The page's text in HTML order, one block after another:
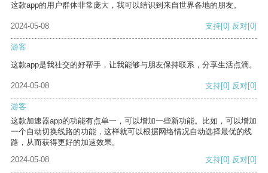
这款app的用户群体非常庞大，我可以结识到来自世界各地的朋友。
2024-05-08 支持[0] 反对[0]
游客
这款app是我社交的好帮手，让我能够与朋友保持联系，分享生活点滴。
2024-05-08 支持[0] 反对[0]
游客
这款加速器app的功能有点单一，可以增加一些新功能。比如，可以增加
一个自动切换线路的功能，这样就可以根据网络情况自动选择最优的线
路，从而获得更好的加速效果。
2024-05-08
支持[0] 反对[0]